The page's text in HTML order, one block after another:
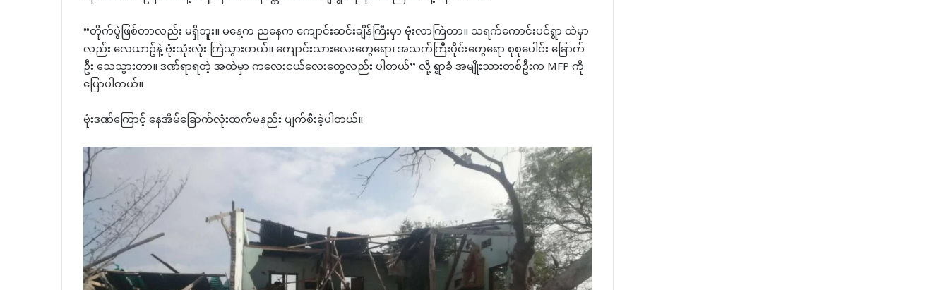
“တိုက်ပွဲဖြစ်တာလည်း မရှိဘူး။ မနေ့က ညနေက ကျောင်းဆင်းချိန်ကြီးမှာ ဗုံးလာကြဲတာ။ သရက်ကောင်းပင်ရွာ ထဲမှာ
လည်း လေယာဥ်နဲ့ ဗုံးသုံးလုံး ကြဲသွားတယ်။ ကျောင်းသားလေးတွေရော၊ အသက်ကြီးပိုင်းတွေရော စုစုပေါင်း ခြောက်
ဦး သေသွားတာ။ ဒဏ်ရာရတဲ့ အထဲမှာ ကလေးငယ်လေးတွေလည်း ပါတယ်” လို့ ရွာခံ အမျိုးသားတစ်ဦးက MFP ကို
ပြောပါတယ်။
ဗုံးဒဏ်ကြောင့် နေအိမ်ခြောက်လုံးထက်မနည်း ပျက်စီးခဲ့ပါတယ်။